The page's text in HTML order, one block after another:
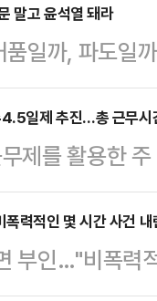
이상호 이재신
법 위반 등 혐
유지했다. 80
4월 자신의 사
연인 B씨에
말고 윤석열 돼라
일까, 파도일
때마다 나오는
직에 의해 주어
면 금방 도중
게 떴다가 바
다시피 한 반
-감사원장 출
일제 추진…총 근무시
제를 활용한
8시간 기본
이다. 이러한
설명이다.권영
력적인 몇 시간 사건
부인…"비폭력